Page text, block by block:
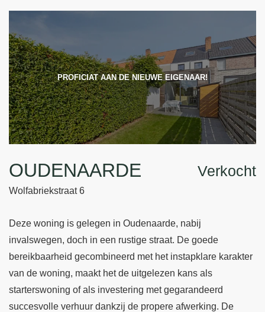
PROFICIAT AAN DE NIEUWE EIGENAAR!
OUDENAARDE
Wolfabriekstraat 6
Verkocht
Deze woning is gelegen in Oudenaarde, nabij
invalswegen, doch in een rustige straat. De goede
bereikbaarheid gecombineerd met het instapklare karakter
van de woning, maakt het de uitgelezen kans als
starterswoning of als investering met gegarandeerd
succesvolle verhuur dankzij de propere afwerking. De